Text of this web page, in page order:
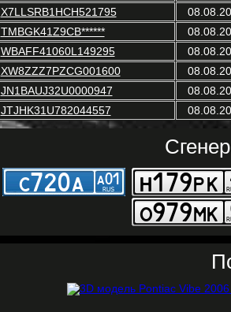
X7LLSRB1HCH521795
TMBGK41Z9CB******
WBAFF41060L149295
XW8ZZZ7PZCG001600
JN1BAUJ32U0000947
JTJHK31U782044557